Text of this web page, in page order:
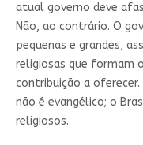
atual governo deve
Não, ao contrário. O
pequenas e grandes,
religiosas que formam
contribuição a
não é evangélico; o
religiosos.